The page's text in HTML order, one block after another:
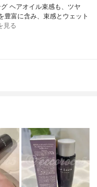
ヘアオイル束感も、ツヤ
豊富に含み、束感とウェット
見る